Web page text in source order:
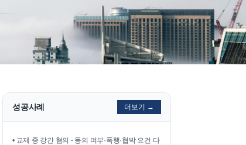
법률 블로그
법률서식
뉴스레터/브로슈어
성공사례 더보기 →
• 교제 중 강간 혐의 - 동의 여부·폭행·협박 요건 다